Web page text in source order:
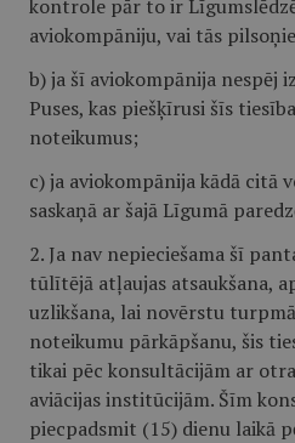
kontrole pār to ir
aviokompāniju, vai tās
b) ja šī aviokompānija nespēj
Puses, kas piešķīrusi šīs
noteikumus;
c) ja aviokompānija kādā citā
saskaņā ar šajā Līgumā
2. Ja nav nepieciešama šī
tūlītējā atļaujas atsaukšana,
uzlikšana, lai novērstu
noteikumu pārkāpšanu, šis
tikai pēc konsultācijām ar
aviācijas institūcijām. Šīm
piecpadsmit (15) dienu laikā